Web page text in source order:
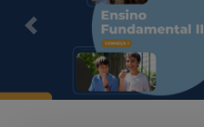
Previous